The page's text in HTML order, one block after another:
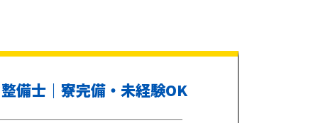
備士｜寮完備・未経験OK